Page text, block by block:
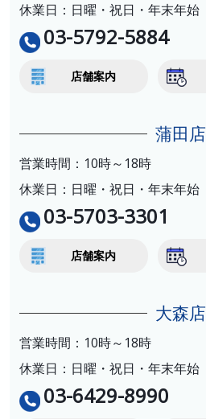
休業日：日曜・祝日・年末年始
03-5792-5884
店舗案内
蒲田店
営業時間：10時～18時
休業日：日曜・祝日・年末年始
03-5703-3301
店舗案内
大森店
営業時間：10時～18時
休業日：日曜・祝日・年末年始
03-6429-8990